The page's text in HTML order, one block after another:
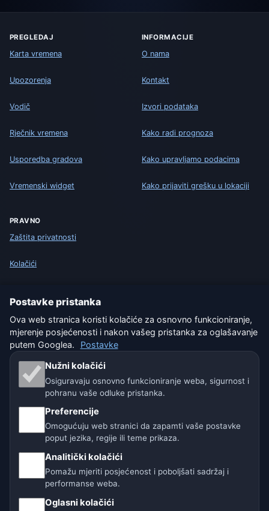
PREGLEDAJ
Karta vremena
Upozorenja
Vodič
Rječnik vremena
Usporedba gradova
Vremenski widget
INFORMACIJE
O nama
Kontakt
Izvori podataka
Kako radi prognoza
Kako upravljamo podacima
Kako prijaviti grešku u lokaciji
PRAVNO
Zaštita privatnosti
Kolačići
Isključenje odgovornosti
Pomažemo životinjama
Sitemap
Naše vremenske stranice:
Postavke pristanka
Ova web stranica koristi kolačiće za osnovno funkcioniranje,
mjerenje posjećenosti i nakon vašeg pristanka za oglašavanje
putem Googlea.
Postavke
Nužni kolačići
Osiguravaju osnovno funkcioniranje weba, sigurnost i
pohranu vaše odluke pristanka.
Preferencije
Omogućuju web stranici da zapamti vaše postavke
poput jezika, regije ili teme prikaza.
Analitički kolačići
Pomažu mjeriti posjećenost i poboljšati sadržaj i
performanse weba.
Oglasni kolačići